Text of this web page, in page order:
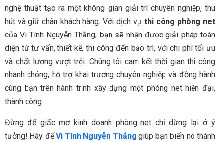
nghệ thuật tạo ra một không gian giải trí chuyên nghiệp, thu
hút và giữ chân khách hàng. Với dịch vụ thi công phòng net
của Vi Tính Nguyễn Thắng, bạn sẽ nhận được giải pháp toàn
diện từ tư vấn, thiết kế, thi công đến bảo trì, với chi phí tối ưu
và chất lượng vượt trội. Chúng tôi cam kết thời gian thi công
nhanh chóng, hỗ trợ khai trương chuyên nghiệp và đồng hành
cùng bạn trên hành trình xây dựng một phòng net hiện đại,
thành công.
Đừng để giấc mơ kinh doanh phòng net chỉ dừng lại ở ý
tưởng! Hãy đểVi Tính Nguyễn Thắng giúp bạn biến nó thành